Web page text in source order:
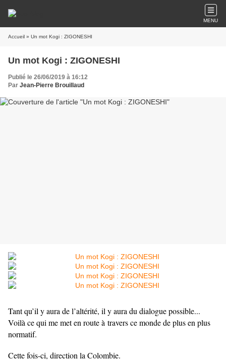
MENU
Accueil » Un mot Kogi : ZIGONESHI
Un mot Kogi : ZIGONESHI
Publié le 26/06/2019 à 16:12
Par Jean-Pierre Brouillaud
Tant qu’il y aura de l’altérité, il y aura du dialogue possible...
Voilà ce qui me met en route à travers ce monde de plus en plus
normatif.
Cette fois-ci, direction la Colombie.